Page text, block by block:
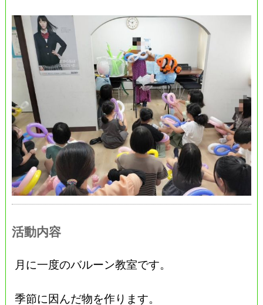
活動内容
月に一度のバルーン教室です。
季節に因んだ物を作ります。